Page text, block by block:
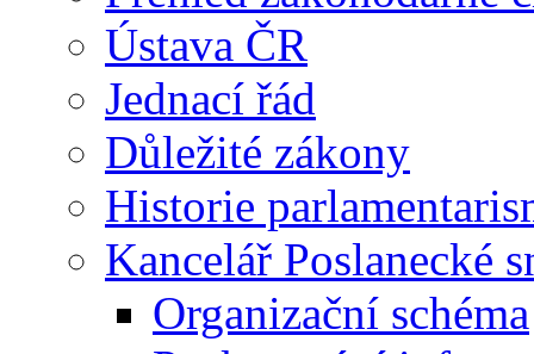
Ústava ČR
Jednací řád
Důležité zákony
Historie
Kancelář Poslanecké
Organizační schéma